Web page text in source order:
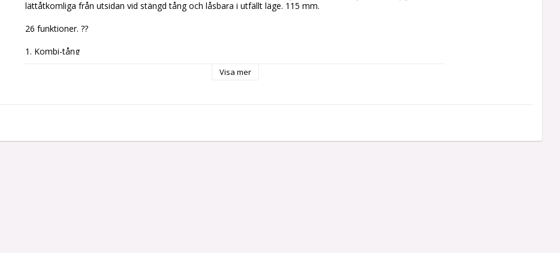
lättåtkomliga från utsidan vid stängd tång och låsbara i utfällt läge. 115 mm.
26 funktioner. ??
1. Kombi-tång
9. Skruvmejsel 2 mm
Visa mer